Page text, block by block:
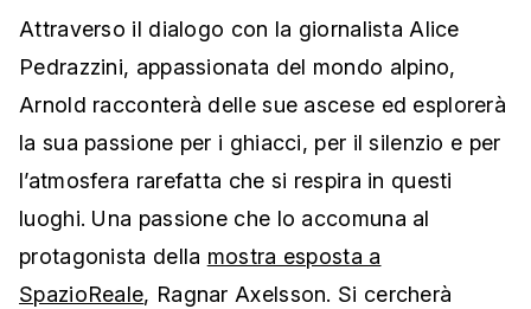
Attraverso il dialogo con la giornalista Alice
Pedrazzini, appassionata del mondo alpino,
Arnold racconterà delle sue ascese ed esplorerà
la sua passione per i ghiacci, per il silenzio e per
l’atmosfera rarefatta che si respira in questi
luoghi. Una passione che lo accomuna al
protagonista della mostra esposta a
SpazioReale, Ragnar Axelsson. Si cercherà